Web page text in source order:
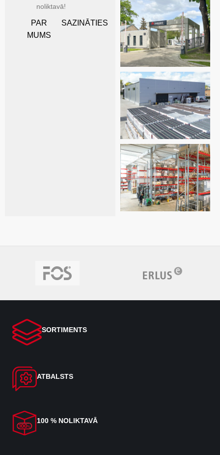
noliktavā!
PAR
MUMS
SAZINĀTIES
SORTIMENTS
ATBALSTS
100 % NOLIKTAVĀ